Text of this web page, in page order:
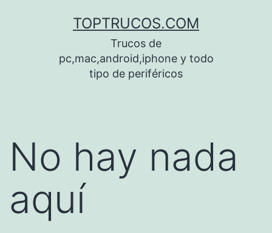
TOPTRUCOS.COM
Trucos de
pc,mac,android,iphone y todo
tipo de periféricos
No hay nada
aquí